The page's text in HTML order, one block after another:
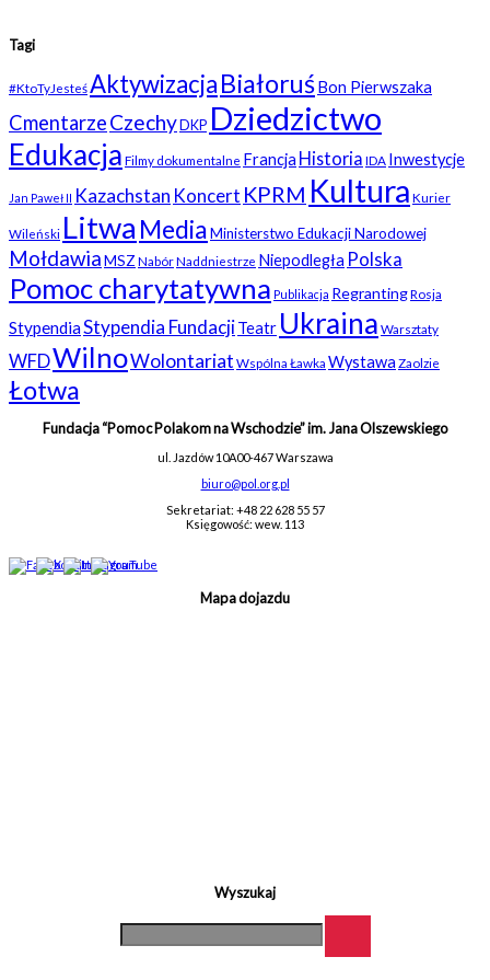
Tagi
#KtoTyJesteśAktywizacjaBiałoruśBon Pierwszaka
CmentarzeCzechyDKP Dziedzictwo
Edukacja Filmy dokumentalne Francja Historia IDA Inwestycje
Jan Paweł II Kazachstan Koncert KPRM Kultura Kurier
Wileński Litwa MediaMinisterstwo Edukacji Narodowej
MołdawiaMSZ NabórNaddniestrze Niepodległa Polska
Pomoc charytatywna Publikacja RegrantingRosja
StypendiaStypendia FundacjiTeatr Ukraina Warsztaty
WFDWilnoWolontariat Wspólna Ławka Wystawa Zaolzie
Łotwa
Fundacja “Pomoc Polakom na Wschodzie” im. Jana Olszewskiego
ul. Jazdów 10A00-467 Warszawa
biuro@pol.org.pl
Sekretariat: +48 22 628 55 57
Księgowość: wew. 113
Mapa dojazdu
Wyszukaj